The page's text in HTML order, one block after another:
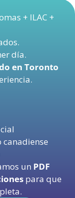
+ ILAC +
día.
en Toronto
un PDF
para que